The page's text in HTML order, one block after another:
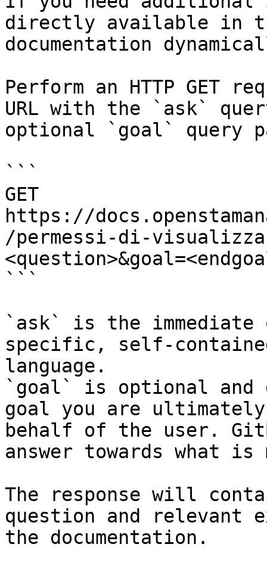
directly available in
documentation
Perform an HTTP GET
URL with the `ask`
optional `goal` query
```
GET
https://
/permessi-di-
```
`ask` is the
specific, self-
language.
`goal` is optional and
goal you are
behalf of the user.
answer towards what
The response will
question and relevant
the documentation.